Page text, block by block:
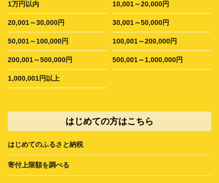
1万円以内 10,001～20,000円
20,001～30,000円 30,001～50,000円
50,001～100,000円 100,001～200,000円
200,001～500,000円 500,001～1,000,000円
1,000,001円以上
はじめての方はこちら
はじめてのふるさと納税
寄付上限額を調べる